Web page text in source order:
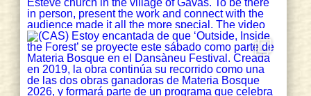
terra i les veus silenciades. 🎭✨
#CulturaEbrenca #ArtFemení
1 4 Twitter